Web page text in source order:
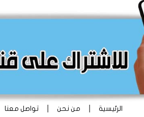
الرئيسية من نحن تواصل معنا